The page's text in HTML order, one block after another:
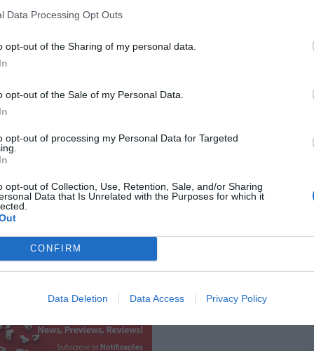
Data Processing Opt Outs
opt-out of the Sharing of my personal data.
opt-out of the Sale of my Personal Data.
opt-out of processing my Personal Data for Targeted
opt-out of Collection, Use, Retention, Sale, and/or Sharing
Data that Is Unrelated with the Purposes for which it
CONFIRM
Data Deletion Data Access Privacy Policy
o seu álbum de memórias cinematográficas,
uma viagem. E que viagem esta é! Desde os
de
histórias através da câmara. Quando a
isto foi o que ele teve a dizer:
cinema de transformar momentos simples em
que seja a sua primeira escolha. Curiosamente, é
o espetáculo, não a lendária Judy Garland. Um golpe
um realizador como Spielberg instantaneamente
Pub